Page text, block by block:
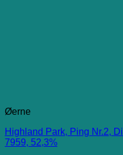
Øerne
Highland Park, Ping Nr.2,
7959, 52,3%